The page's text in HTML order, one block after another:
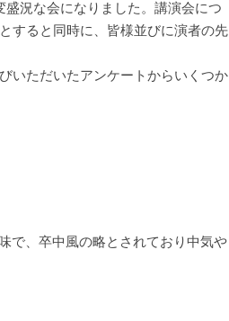
況な会になりました。講演会につ
すると同時に、皆様並びに演者の先
いただいたアンケートからいくつか
で、卒中風の略とされており中気や